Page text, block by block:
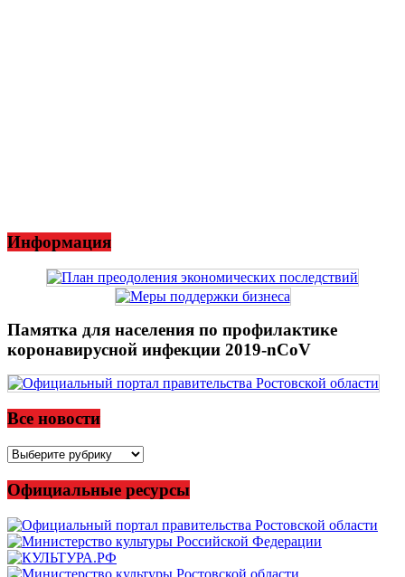
Информация
Памятка для населения по профилактике
коронавирусной инфекции 2019-nCoV
Все новости
Все
Официальные ресурсы